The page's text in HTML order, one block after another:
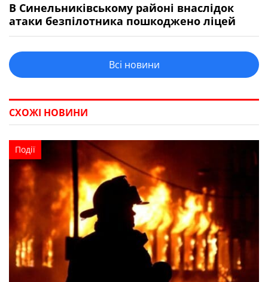
В Синельниківському районі внаслідок
атаки безпілотника пошкоджено ліцей
Всі новини
СХОЖІ НОВИНИ
Події